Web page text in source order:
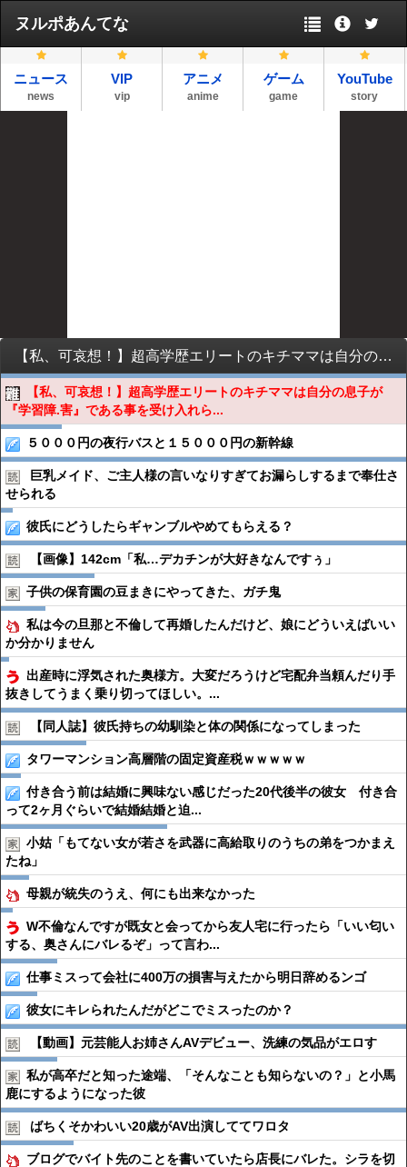
ヌルポあんてな
ニュース
news
VIP
vip
アニメ
anime
ゲーム
game
YouTube
story
【私、可哀想！】超高学歴エリートのキチママは自分の息子が『学習障.害』である事を受け入れられなかった。
【私、可哀想！】超高学歴エリートのキチママは自分の息子が
『学習障.害』である事を受け入れら...
５０００円の夜行バスと１５０００円の新幹線
巨乳メイド、ご主人様の言いなりすぎてお漏らしするまで奉仕さ
せられる
彼氏にどうしたらギャンブルやめてもらえる？
【画像】142cm「私…デカチンが大好きなんですぅ」
子供の保育園の豆まきにやってきた、ガチ鬼
私は今の旦那と不倫して再婚したんだけど、娘にどういえばいい
か分かりません
出産時に浮気された奥様方。大変だろうけど宅配弁当頼んだり手
抜きしてうまく乗り切ってほしい。...
【同人誌】彼氏持ちの幼馴染と体の関係になってしまった
タワーマンション高層階の固定資産税ｗｗｗｗｗ
付き合う前は結婚に興味ない感じだった20代後半の彼女 付き合
って2ヶ月ぐらいで結婚結婚と迫...
小姑「もてない女が若さを武器に高給取りのうちの弟をつかまえ
たね」
母親が統失のうえ、何にも出来なかった
W不倫なんですが既女と会ってから友人宅に行ったら「いい匂い
する、奥さんにバレるぞ」って言わ...
仕事ミスって会社に400万の損害与えたから明日辞めるンゴ
彼女にキレられたんだがどこでミスったのか？
【動画】元芸能人お姉さんAVデビュー、洗練の気品がエロす
私が高卒だと知った途端、「そんなことも知らないの？」と小馬
鹿にするようになった彼
ばちくそかわいい20歳がAV出演しててワロタ
ブログでバイト先のことを書いていたら店長にバレた。シラを切